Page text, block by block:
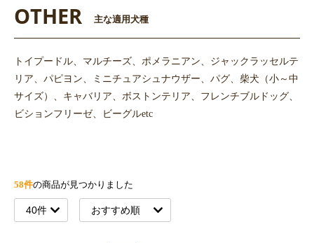
OTHER 主な適用犬種
トイプードル、マルチーズ、ポメラニアン、ジャックラッセルテ
リア、パピヨン、ミニチュアシュナウザー、パグ、柴犬（小～中
サイズ）、キャバリア、ボストンテリア、フレンチブルドッグ、
ビションフリーゼ、ビーグルetc
58件の商品が見つかりました